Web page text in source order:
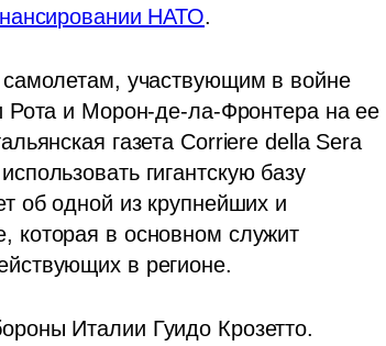
НАТО.
участвующим в войне
Рота и Морон-де-ла-Фронтера на ее
газета Corriere della Sera
гигантскую базу
об одной из крупнейших и
которая в основном служит
в регионе.
Италии Гуидо Крозетто.